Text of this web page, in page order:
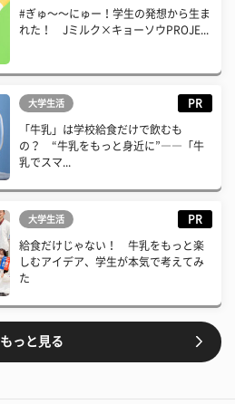
#ぎゅ〜〜にゅー！学生の発想から生ま
れた！ Jミルク×キョーソウPROJE...
大学生活 PR
「牛乳」は学校給食だけで飲むも
の？ “牛乳をもっと身近に”――「牛
乳でスマ...
大学生活 PR
給食だけじゃない！ 牛乳をもっと楽
しむアイデア、学生が本気で考えてみ
た
もっと見る